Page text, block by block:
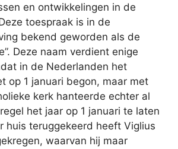
en ontwikkelingen in de
toespraak is in de
bekend geworden als de
Deze naam verdient enige
in de Nederlanden het
op 1 januari begon, maar met
kerk hanteerde echter al
het jaar op 1 januari te laten
huis teruggekeerd heeft Viglius
waarvan hij maar